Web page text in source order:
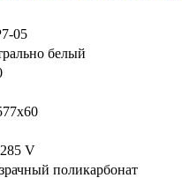
05
белый
V
поликарбонат